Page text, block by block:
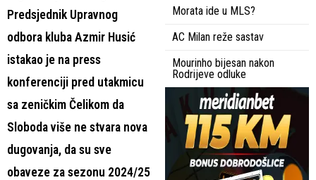
Predsjednik Upravnog
odbora kluba Azmir Husić
istakao je na press
konferenciji pred utakmicu
sa zeničkim Čelikom da
Sloboda više ne stvara nova
dugovanja, da su sve
obaveze za sezonu 2024/25
Morata ide u MLS?
AC Milan reže sastav
Mourinho bijesan nakon
Rodrijeve odluke